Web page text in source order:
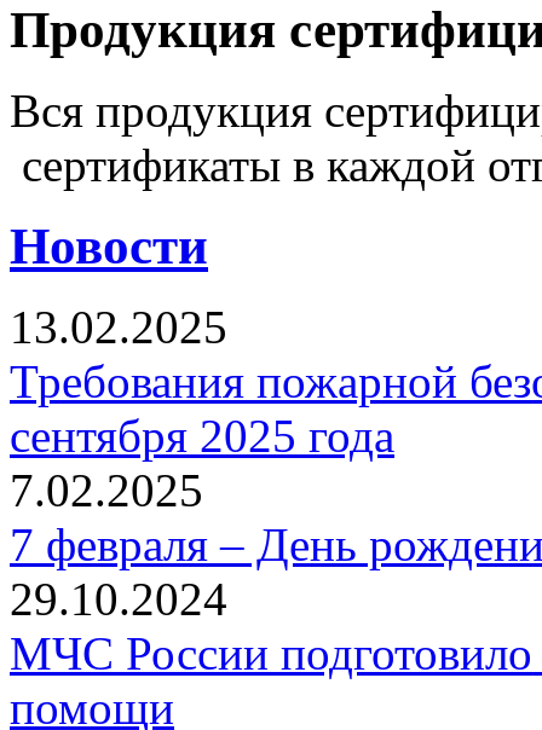
Продукция
Вся продукция
сертификаты в каждой
Новости
13.02.2025
Требования пожарной
сентября 2025 года
7.02.2025
7 февраля – День
29.10.2024
МЧС России
помощи